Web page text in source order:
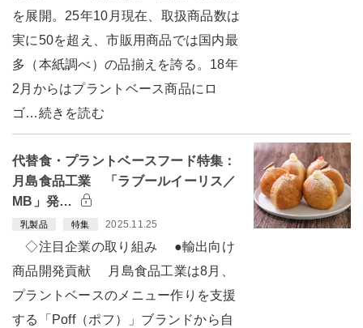
を展開。25年10月現在、取扱商品数は
実に50を超え、市販用商品では国内最
多（本紙調べ）の品揃えを誇る。18年
2月からはプラントベース商品にロ
ゴ…続きを読む
代替食・プラントベースフード特集：
月島食品工業 「ラブールイーリス／
MB」発…
乳製品 特集 2025.11.25
◇注目企業の取り組み ●輸出向け
商品開発貢献 月島食品工業は8月、
プラントベースのメニュー作りを支援
する「Poff（ポフ）」ブランドから自